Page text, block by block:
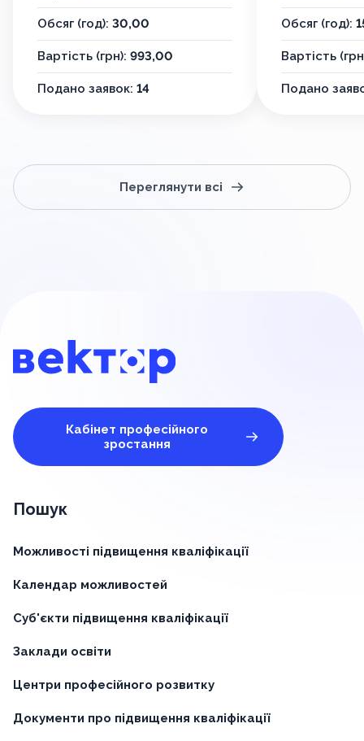
Обсяг (год): 30,00
Вартість (грн): 993,00
Подано заявок: 14
Обсяг (год):
Вартість
Подано
Переглянути всі
Кабінет професійного
зростання
Пошук
Можливості підвищення кваліфікації
Календар можливостей
Суб'єкти підвищення кваліфікації
Заклади освіти
Центри професійного розвитку
Документи про підвищення кваліфікації